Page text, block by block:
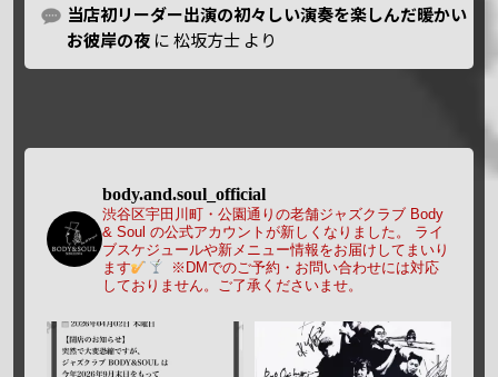
当店初リーダー出演の初々しい演奏を楽しんだ暖かい
お彼岸の夜 に松坂方士 より
body.and.soul_official
渋谷区宇田川町・公園通りの老舗ジャズクラブ Body
& Soul の公式アカウントが新しくなりました。
ライ
ブスケジュールや新メニュー情報をお届けしてまいり
ます
※DMでのご予約・お問い合わせには対応
しておりません。ご了承くださいませ。